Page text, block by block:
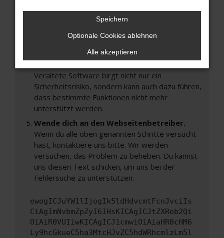
Das kann manchmal helfen, vorübergehende
Stelle sicher, dass dein Browser und dein
Betriebssystem auf dem neuesten Stand
Veraltete Software birgt nicht nur ein
Sicherheitsrisiko, sondern kann auch dazu führen,
dass bestimmte Funktionen nicht mehr
unterstützt werden.
Wende dich an den Webseitenbetreiber.
Wenn du alle oben genannten Schritte versucht
hast, kontaktiere uns bitte. Wir werden
versuchen, das Problem zu beheben. Du kannst
uns diesen Text schicken, um uns bei der
Fehlersuche zu unterstützen:
ewogICJuYW1lIjogIk5ldHdvcmtFcnJvciIs
CiAgImNvbmZpZyI6IHsKICAgICJtZXRob2Qi
OiAiR0VUIiwKICAgICJ1cmwiOiAiaHR0cHM6
Ly9hcGkueC5ha3MtcHJvZC5hdWRhcmlzLm5l
Speichern
Optionale Cookies ablehnen
Alle akzeptieren